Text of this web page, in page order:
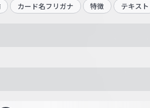
カード名フリガナ 特徴 テキスト